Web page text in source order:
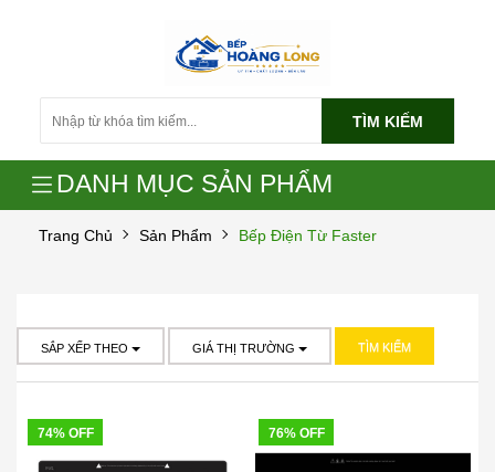
TÌM KIẾM
DANH MỤC SẢN PHẨM
Trang Chủ Sản Phẩm Bếp Điện Từ Faster
SẮP XẾP THEO GIÁ THỊ TRƯỜNG TÌM KIẾM
74% OFF 76% OFF